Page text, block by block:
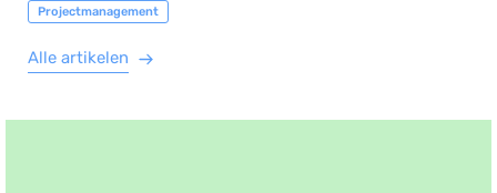
Projectmanagement
Alle artikelen